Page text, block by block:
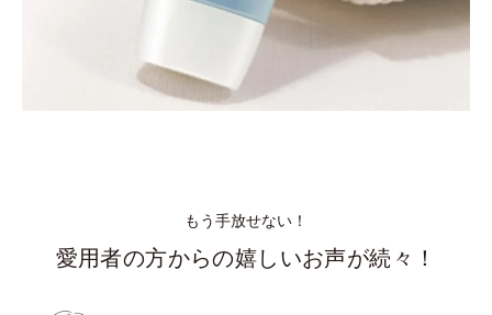
もう手放せない！
愛用者の方からの嬉しいお声が続々！